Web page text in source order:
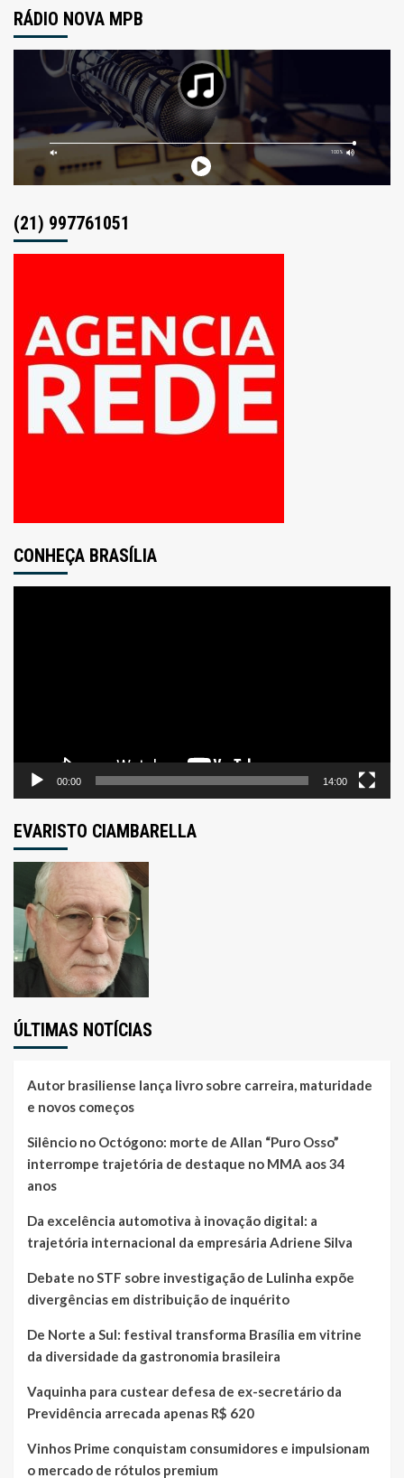
RÁDIO NOVA MPB
(21) 997761051
CONHEÇA BRASÍLIA
00:00 14:00
EVARISTO CIAMBARELLA
ÚLTIMAS NOTÍCIAS
Autor brasiliense lança livro sobre carreira, maturidade
e novos começos
Silêncio no Octógono: morte de Allan “Puro Osso”
interrompe trajetória de destaque no MMA aos 34
anos
Da excelência automotiva à inovação digital: a
trajetória internacional da empresária Adriene Silva
Debate no STF sobre investigação de Lulinha expõe
divergências em distribuição de inquérito
De Norte a Sul: festival transforma Brasília em vitrine
da diversidade da gastronomia brasileira
Vaquinha para custear defesa de ex-secretário da
Previdência arrecada apenas R$ 620
Vinhos Prime conquistam consumidores e impulsionam
o mercado de rótulos premium